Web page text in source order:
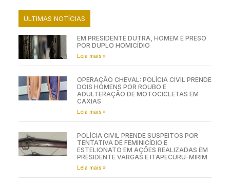
ÚLTIMAS NOTÍCIAS
EM PRESIDENTE DUTRA, HOMEM É PRESO
POR DUPLO HOMICÍDIO
Leia mais »
OPERAÇÃO CHEVAL: POLÍCIA CIVIL PRENDE
DOIS HOMENS POR ROUBO E
ADULTERAÇÃO DE MOTOCICLETAS EM
CAXIAS
Leia mais »
POLÍCIA CIVIL PRENDE SUSPEITOS POR
TENTATIVA DE FEMINICÍDIO E
ESTELIONATO EM AÇÕES REALIZADAS EM
PRESIDENTE VARGAS E ITAPECURU-MIRIM
Leia mais »